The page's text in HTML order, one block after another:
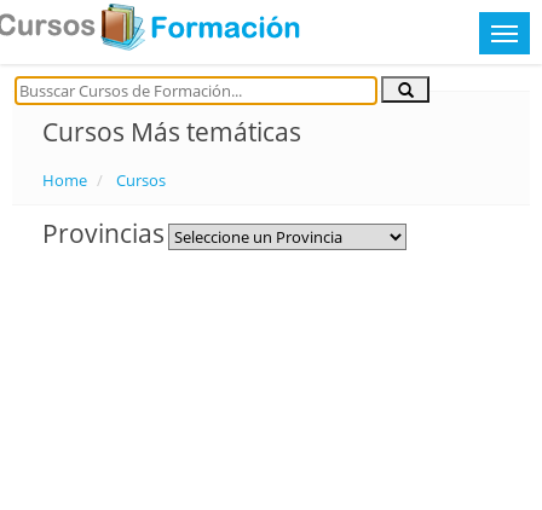
Cursos Más temáticas
Home Cursos
Provincias